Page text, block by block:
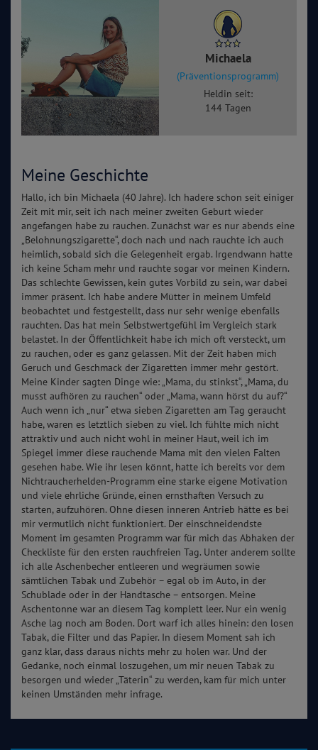
Michaela
(Präventionsprogramm)
Heldin seit:
144 Tagen
Meine Geschichte
Hallo, ich bin Michaela (40 Jahre). Ich hadere schon seit einiger
Zeit mit mir, seit ich nach meiner zweiten Geburt wieder
angefangen habe zu rauchen. Zunächst war es nur abends eine
„Belohnungszigarette“, doch nach und nach rauchte ich auch
heimlich, sobald sich die Gelegenheit ergab. Irgendwann hatte
ich keine Scham mehr und rauchte sogar vor meinen Kindern.
Das schlechte Gewissen, kein gutes Vorbild zu sein, war dabei
immer präsent. Ich habe andere Mütter in meinem Umfeld
beobachtet und festgestellt, dass nur sehr wenige ebenfalls
rauchten. Das hat mein Selbstwertgefühl im Vergleich stark
belastet. In der Öffentlichkeit habe ich mich oft versteckt, um
zu rauchen, oder es ganz gelassen. Mit der Zeit haben mich
Geruch und Geschmack der Zigaretten immer mehr gestört.
Meine Kinder sagten Dinge wie: „Mama, du stinkst“, „Mama, du
musst aufhören zu rauchen“ oder „Mama, wann hörst du auf?“
Auch wenn ich „nur“ etwa sieben Zigaretten am Tag geraucht
habe, waren es letztlich sieben zu viel. Ich fühlte mich nicht
attraktiv und auch nicht wohl in meiner Haut, weil ich im
Spiegel immer diese rauchende Mama mit den vielen Falten
gesehen habe. Wie ihr lesen könnt, hatte ich bereits vor dem
Nichtraucherhelden-Programm eine starke eigene Motivation
und viele ehrliche Gründe, einen ernsthaften Versuch zu
starten, aufzuhören. Ohne diesen inneren Antrieb hätte es bei
mir vermutlich nicht funktioniert. Der einschneidendste
Moment im gesamten Programm war für mich das Abhaken der
Checkliste für den ersten rauchfreien Tag. Unter anderem sollte
ich alle Aschenbecher entleeren und wegräumen sowie
sämtlichen Tabak und Zubehör – egal ob im Auto, in der
Schublade oder in der Handtasche – entsorgen. Meine
Aschentonne war an diesem Tag komplett leer. Nur ein wenig
Asche lag noch am Boden. Dort warf ich alles hinein: den losen
Tabak, die Filter und das Papier. In diesem Moment sah ich
ganz klar, dass daraus nichts mehr zu holen war. Und der
Gedanke, noch einmal loszugehen, um mir neuen Tabak zu
besorgen und wieder „Täterin“ zu werden, kam für mich unter
keinen Umständen mehr infrage.